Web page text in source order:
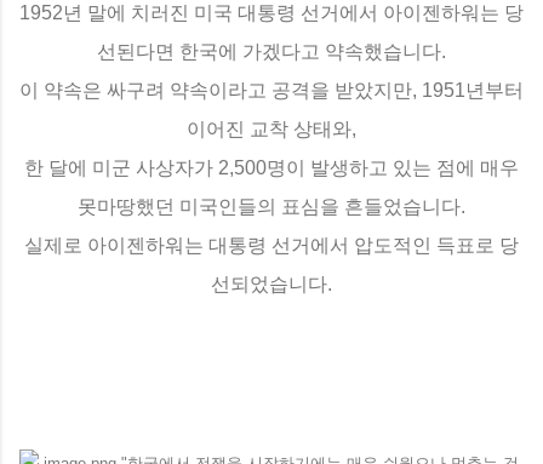
1952년 말에 치러진 미국 대통령 선거에서 아이젠하워는 당
선된다면 한국에 가겠다고 약속했습니다.
이 약속은 싸구려 약속이라고 공격을 받았지만, 1951년부터
이어진 교착 상태와,
한 달에 미군 사상자가 2,500명이 발생하고 있는 점에 매우
못마땅했던 미국인들의 표심을 흔들었습니다.
실제로 아이젠하워는 대통령 선거에서 압도적인 득표로 당
선되었습니다.